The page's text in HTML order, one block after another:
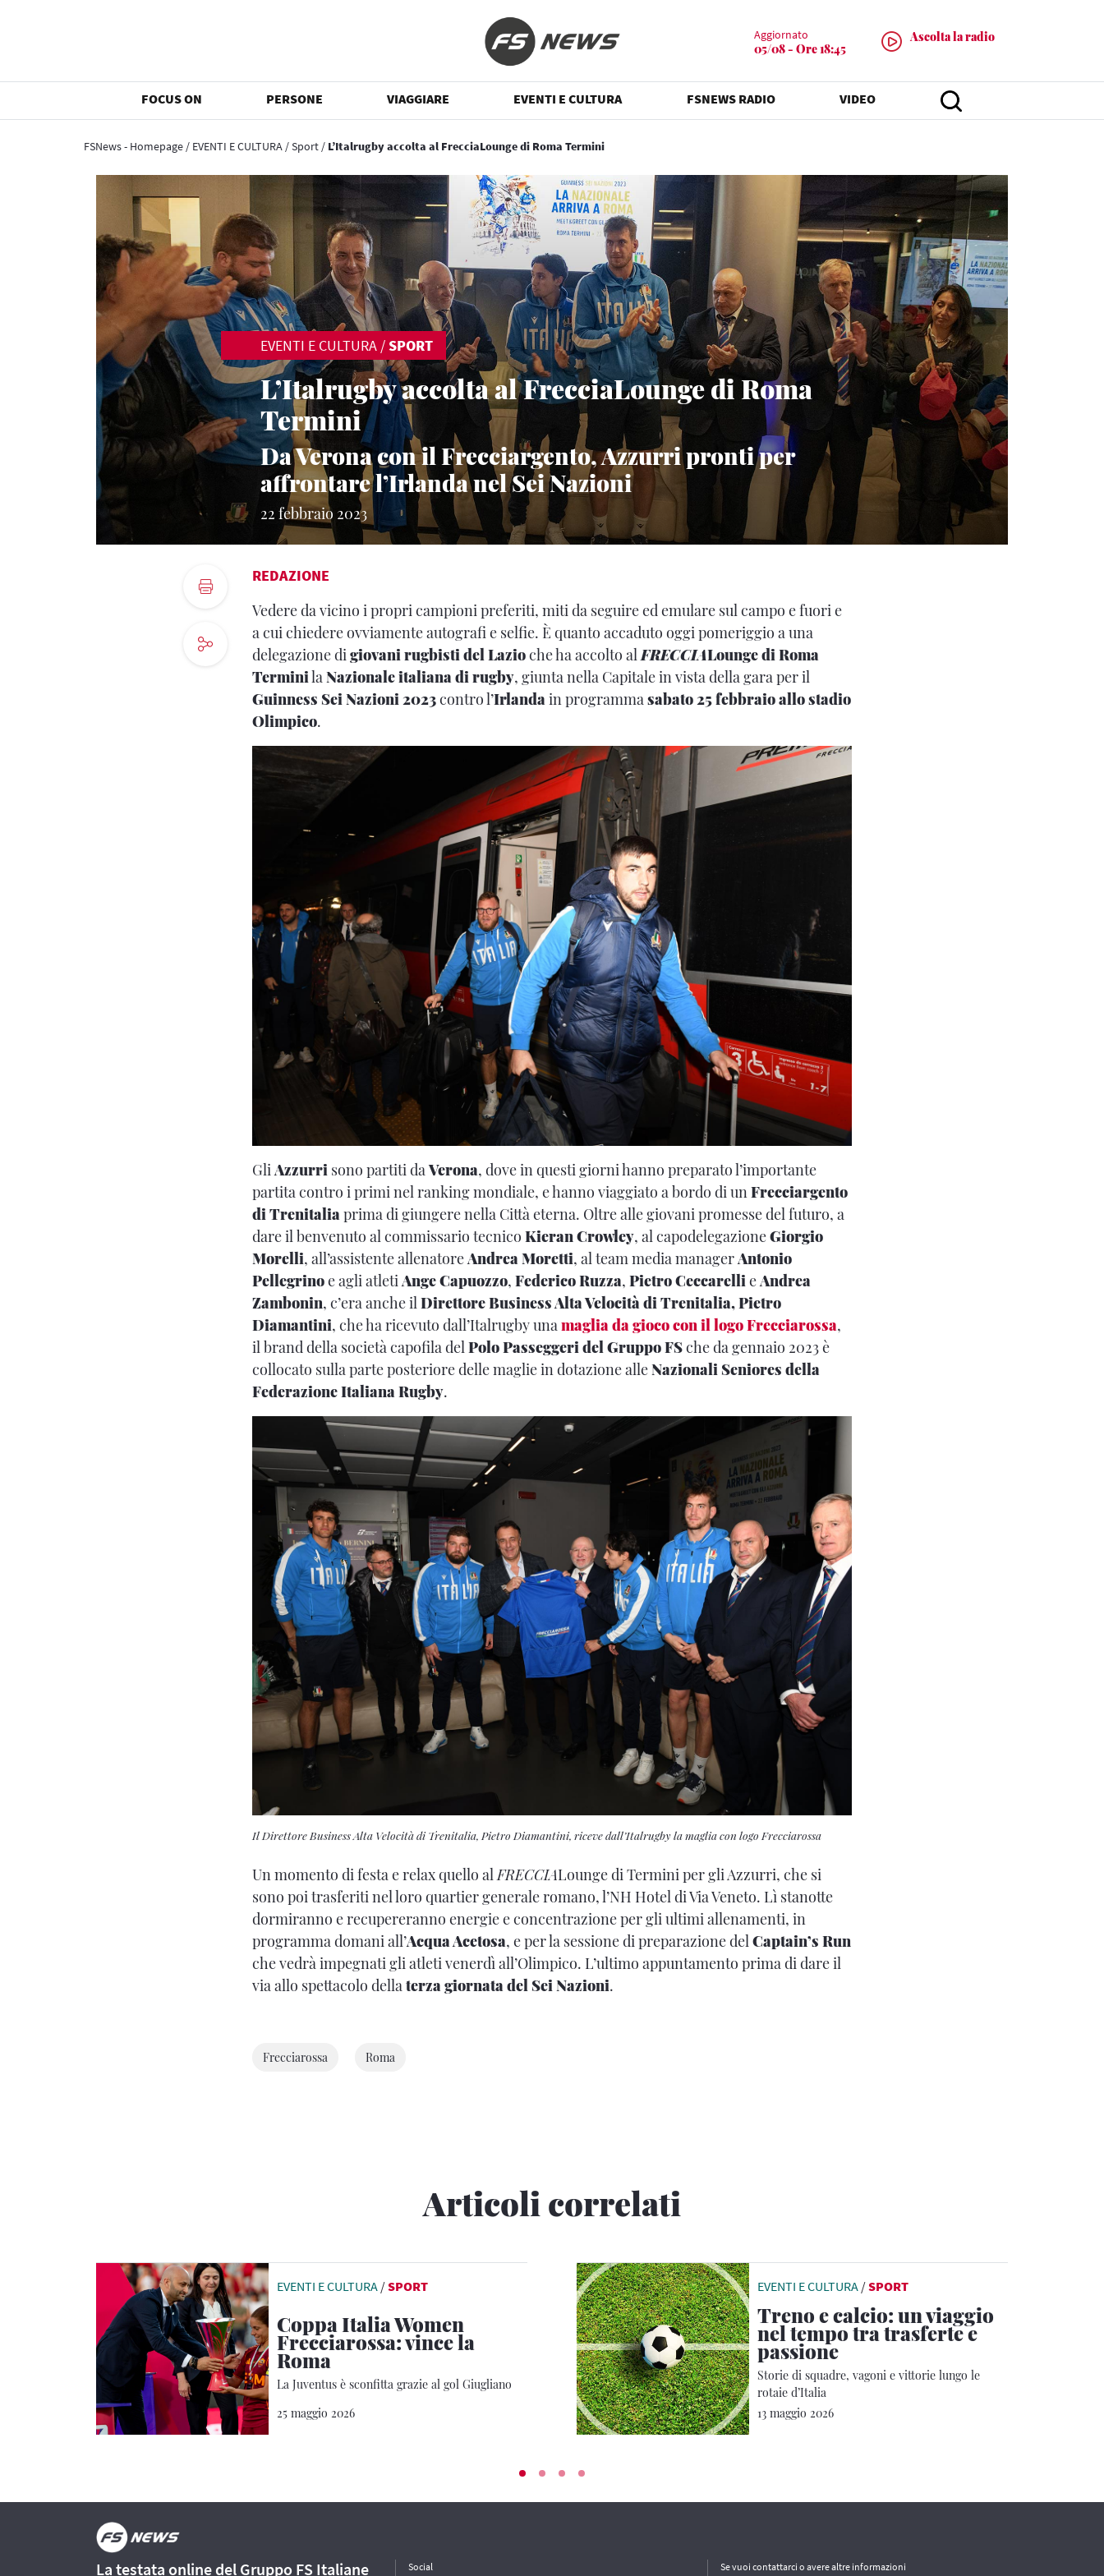
Aggiornato
05/08 - Ore 18:45
Ascolta la radio
FOCUS ON PERSONE VIAGGIARE EVENTI E CULTURA FSNEWS RADIO VIDEO
FSNews - Homepage / EVENTI E CULTURA /Sport / L’Italrugby accolta al FrecciaLounge di Roma Termini
EVENTI E CULTURA /SPORT
L’Italrugby accolta al FrecciaLounge di Roma
Termini
Da Verona con il Frecciargento, Azzurri pronti per
affrontare l’Irlanda nel Sei Nazioni
22 febbraio 2023
REDAZIONE
Vedere da vicino i propri campioni preferiti, miti da seguire ed emulare sul campo e fuori e
a cui chiedere ovviamente autografi e selfie. È quanto accaduto oggi pomeriggio a una
delegazione digiovani rugbisti del Lazioche ha accolto alFRECCIALounge di Roma
TerminilaNazionale italiana di rugby, giunta nella Capitale in vista della gara per il
Guinness Sei Nazioni 2023contro l’Irlandain programmasabato 25 febbraio allo stadio
Olimpico.
Gli Azzurri sono partiti daVerona, dove in questi giorni hanno preparato l’importante
partita contro i primi nel ranking mondiale, e hanno viaggiato a bordo di un Frecciargento
di Trenitalia prima di giungere nella Città eterna. Oltre alle giovani promesse del futuro, a
dare il benvenuto al commissario tecnico Kieran Crowley, al capodelegazioneGiorgio
Morelli, all’assistente allenatoreAndrea Moretti, al team media managerAntonio
Pellegrinoe agli atleti Ange Capuozzo, Federico Ruzza, Pietro Ceccarelli eAndrea
Zambonin, c’era anche il Direttore Business Alta Velocità di Trenitalia, Pietro
Diamantini, che ha ricevuto dall’Italrugby una maglia da gioco con il logo Frecciarossa,
il brand della società capofila del Polo Passeggeri del Gruppo FSche da gennaio 2023 è
collocato sulla parte posteriore delle maglie in dotazione alleNazionali Seniores della
Federazione Italiana Rugby.
Il Direttore Business Alta Velocità di Trenitalia, Pietro Diamantini, riceve dall’Italrugby la maglia con logo Frecciarossa
Un momento di festa e relax quello alFRECCIALounge di Termini per gli Azzurri, che si
sono poi trasferiti nel loro quartier generale romano, l’NH Hotel di Via Veneto. Lì stanotte
dormiranno e recupereranno energie e concentrazione per gli ultimi allenamenti, in
programma domani all’Acqua Acetosa, e per la sessione di preparazione delCaptain’s Run
che vedrà impegnati gli atleti venerdì all’Olimpico. L’ultimo appuntamento prima di dare il
via allo spettacolo dellaterza giornata del Sei Nazioni.
Frecciarossa Roma
Articoli correlati
EVENTI E CULTURA /SPORT
Coppa Italia Women
Frecciarossa: vince la
Roma
La Juventus è sconfitta grazie al gol Giugliano
25 maggio 2026
EVENTI E CULTURA /SPORT
Treno e calcio: un viaggio
nel tempo tra trasferte e
passione
Storie di squadre, vagoni e vittorie lungo le
rotaie d’Italia
13 maggio 2026
La testata online del Gruppo FS Italiane Social Se vuoi contattarci o avere altre informazioni